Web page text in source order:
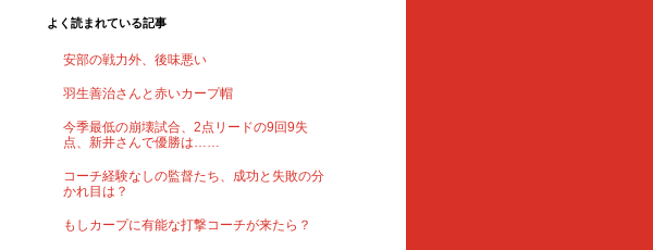
よく読まれている記事
安部の戦力外、後味悪い
羽生善治さんと赤いカープ帽
今季最低の崩壊試合、2点リードの9回9失
点、新井さんで優勝は……
コーチ経験なしの監督たち、成功と失敗の分
かれ目は？
もしカープに有能な打撃コーチが来たら？